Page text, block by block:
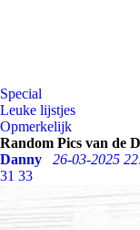
Special
Leuke lijstjes
Opmerkelijk
Random Pics van de
Danny
26-03-2025
31 33